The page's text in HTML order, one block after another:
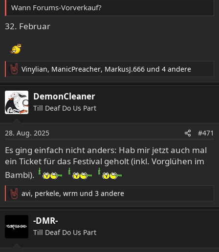
Wann Forums-Vorverkauf?
32. Februar
R
e
a
k
t
n
e
n
:
Vinylian, ManicPreacher, MarkusJ.666 und 4 andere
DemonCleaner
Till Deaf Do Us Part
28. Aug. 2025 #471
Es ging einfach nicht anders: Hab mir jetzt auch mal
ein Ticket für das Festival geholt (inkl. Vorglühen im
Bambi).
R
e
a
k
avi, perkele, wrm und 3 andere
-DMR-
Till Deaf Do Us Part